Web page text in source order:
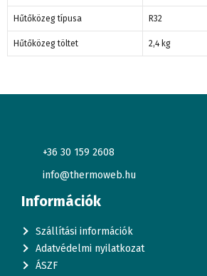
Hűtőközeg típusa R32
Hűtőközeg töltet 2,4 kg
+36 30 159 2608
info@thermoweb.hu
Információk
Szállítási információk
Adatvédelmi nyilatkozat
ÁSZF